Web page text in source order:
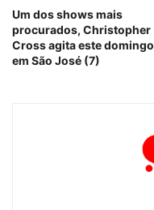
Um dos shows mais
procurados, Christopher
Cross agita este domingo
em São José (7)